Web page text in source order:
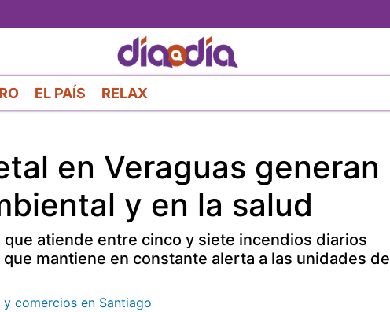
al
contenido
principal
EL PAÍS RELAX
en Veraguas generan
y en la salud
atiende entre cinco y siete incendios diarios
mantiene en constante alerta a las unidades de
comercios en Santiago